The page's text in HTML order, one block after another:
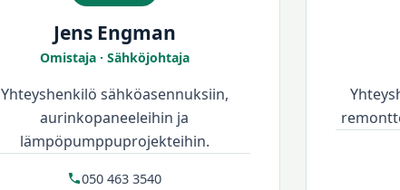
Jens Engman
Omistaja · Sähköjohtaja
Yhteyshenkilö sähköasennuksiin,
aurinkopaneeleihin ja
lämpöpumppuprojekteihin.
050 463 3540